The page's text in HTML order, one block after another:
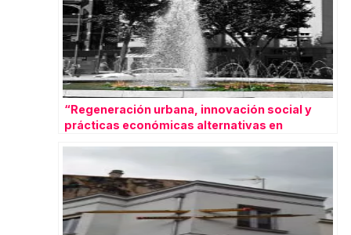
“Regeneración urbana, innovación social y
prácticas económicas alternativas en